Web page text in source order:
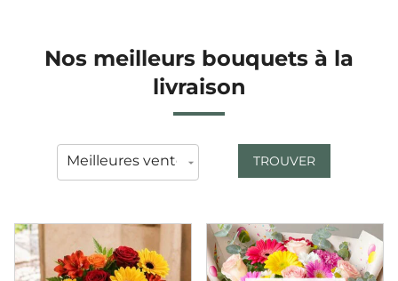
Nos meilleurs bouquets à la
livraison
TROUVER